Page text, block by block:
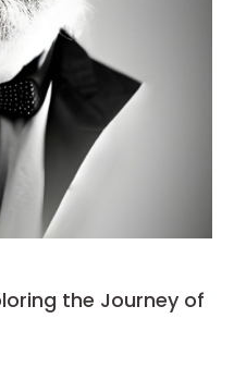
the Journey of